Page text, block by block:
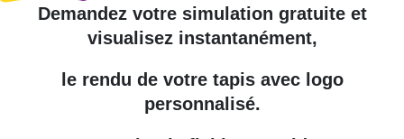
Demandez votre simulation gratuite et
visualisez instantanément,
le rendu de votre tapis avec logo
personnalisé.